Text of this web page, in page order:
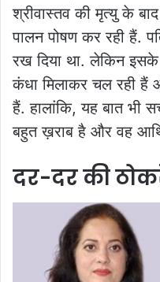
श्रीवास्तव की मृत्यु के
पालन पोषण कर रही हैं.
रख दिया था. लेकिन
कंधा मिलाकर चल रही हैं
हैं. हालांकि, यह बात भी
बहुत ख़राब है और वह
दर-दर की